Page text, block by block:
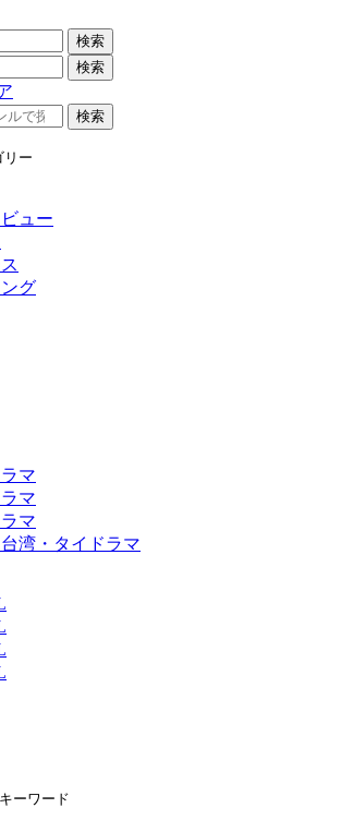
検索
検索
検索
リー
ュー
グ
マ
マ
マ
湾・タイドラマ
ーワード